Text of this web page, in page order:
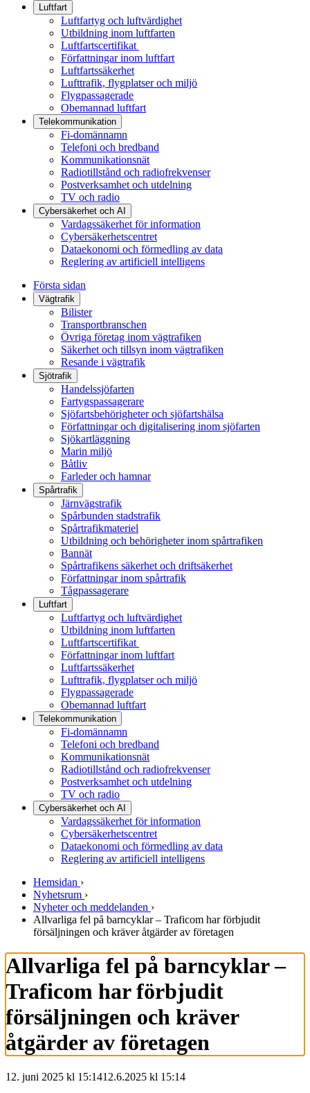
Luftfart
Luftfartyg och luftvärdighet
Utbildning inom luftfarten
Luftfartscertifikat
Författningar inom luftfart
Luftfartssäkerhet
Lufttrafik, flygplatser och miljö
Flygpassagerade
Obemannad luftfart
Telekommunikation
Fi-domännamn
Telefoni och bredband
Kommunikationsnät
Radiotillstånd och radiofrekvenser
Postverksamhet och utdelning
TV och radio
Cybersäkerhet och AI
Vardagssäkerhet för information
Cybersäkerhetscentret
Dataekonomi och förmedling av data
Reglering av artificiell intelligens
Första sidan
Vägtrafik
Bilister
Transportbranschen
Övriga företag inom vägtrafiken
Säkerhet och tillsyn inom vägtrafiken
Resande i vägtrafik
Sjötrafik
Handelssjöfarten
Fartygspassagerare
Sjöfartsbehörigheter och sjöfartshälsa
Författningar och digitalisering inom sjöfarten
Sjökartläggning
Marin miljö
Båtliv
Farleder och hamnar
Spårtrafik
Järnvägstrafik
Spårbunden stadstrafik
Spårtrafikmateriel
Utbildning och behörigheter inom spårtrafiken
Bannät
Spårtrafikens säkerhet och driftsäkerhet
Författningar inom spårtrafik
Tågpassagerare
Luftfart
Luftfartyg och luftvärdighet
Utbildning inom luftfarten
Luftfartscertifikat
Författningar inom luftfart
Luftfartssäkerhet
Lufttrafik, flygplatser och miljö
Flygpassagerade
Obemannad luftfart
Telekommunikation
Fi-domännamn
Telefoni och bredband
Kommunikationsnät
Radiotillstånd och radiofrekvenser
Postverksamhet och utdelning
TV och radio
Cybersäkerhet och AI
Vardagssäkerhet för information
Cybersäkerhetscentret
Dataekonomi och förmedling av data
Reglering av artificiell intelligens
Hemsidan ›
Nyhetsrum ›
Nyheter och meddelanden ›
Allvarliga fel på barncyklar – Traficom har förbjudit
försäljningen och kräver åtgärder av företagen
Allvarliga fel på barncyklar –
Traficom har förbjudit
försäljningen och kräver
åtgärder av företagen
12. juni 2025 kl 15:1412.6.2025 kl 15:14